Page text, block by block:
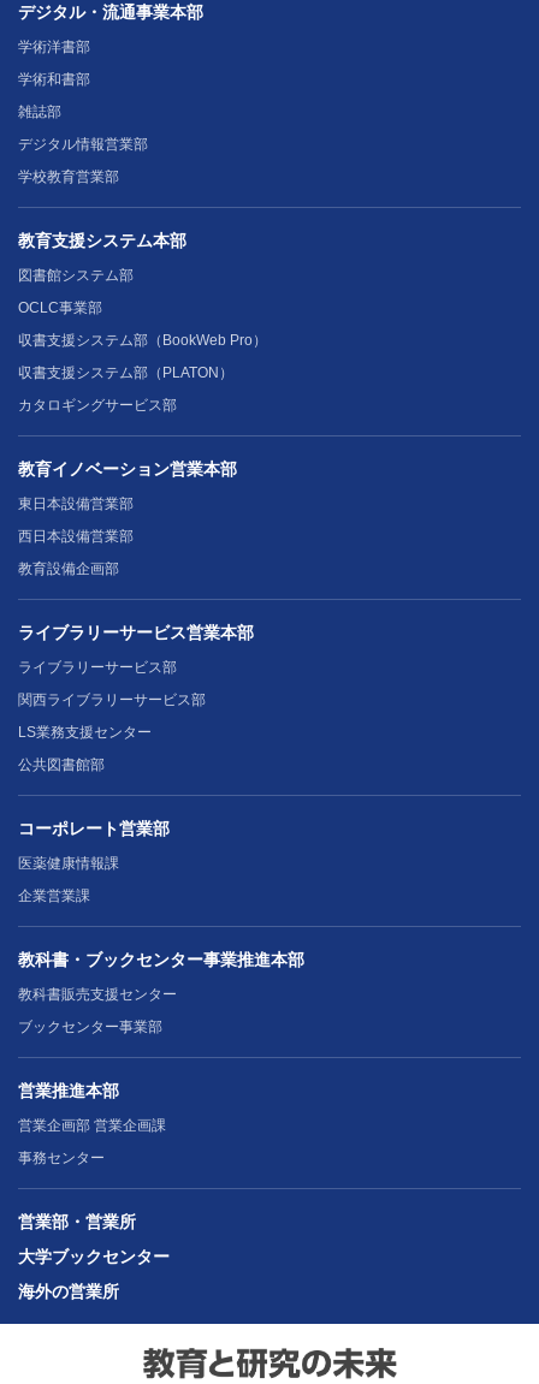
デジタル・流通事業本部
学術洋書部
学術和書部
雑誌部
デジタル情報営業部
学校教育営業部
教育支援システム本部
図書館システム部
OCLC事業部
収書支援システム部（BookWeb Pro）
収書支援システム部（PLATON）
カタロギングサービス部
教育イノベーション営業本部
東日本設備営業部
西日本設備営業部
教育設備企画部
ライブラリーサービス営業本部
ライブラリーサービス部
関西ライブラリーサービス部
LS業務支援センター
公共図書館部
コーポレート営業部
医薬健康情報課
企業営業課
教科書・ブックセンター事業推進本部
教科書販売支援センター
ブックセンター事業部
営業推進本部
営業企画部 営業企画課
事務センター
営業部・営業所
大学ブックセンター
海外の営業所